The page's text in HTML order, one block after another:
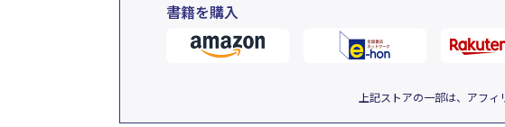
書籍を購入
上記ストアの一部は、アフ